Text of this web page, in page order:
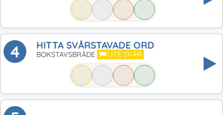
4 HITTA SVÅRSTAVADE ORD
BOKSTAVSBRÄDE LITE SVÅR